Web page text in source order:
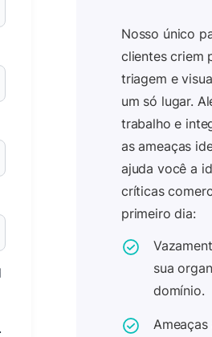
Nosso único
clientes criem
triagem e
um só lugar.
trabalho e
as ameaças
ajuda você a
críticas
primeiro dia:
sua
domínio.